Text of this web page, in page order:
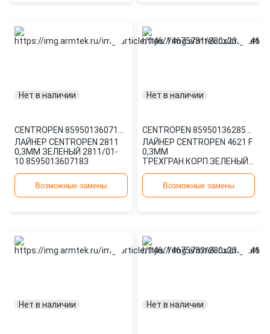
Нет в наличии
CENTROPEN·
ЛАЙНЕР CENTROPEN 2811
0,3ММ ЗЕЛЕНЫЙ 2811/01-
10 8595013607183
Возможные замены
Нет в наличии
CENTROPEN·
ЛАЙНЕР CENTROPEN 4621 F
0,3ММ
ТРЕХГРАН.КОРП.ЗЕЛЕНЫЙ
Возможные замены
Нет в наличии Нет в наличии